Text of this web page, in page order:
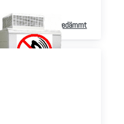
Serverschrank schallgedämmt